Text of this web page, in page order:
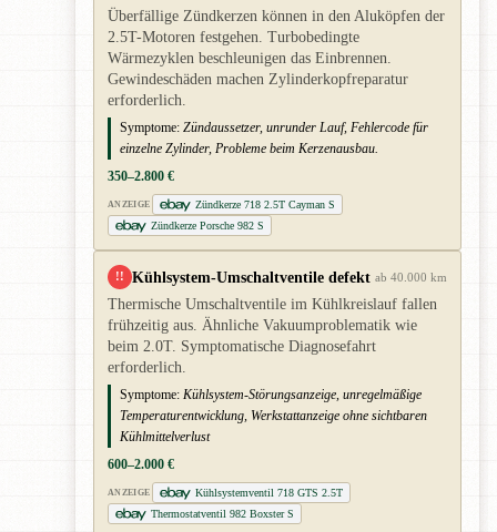
Überfällige Zündkerzen können in den Aluköpfen der
2.5T-Motoren festgehen. Turbobedingte
Wärmezyklen beschleunigen das Einbrennen.
Gewindeschäden machen Zylinderkopfreparatur
erforderlich.
Symptome: Zündaussetzer, unrunder Lauf, Fehlercode für
einzelne Zylinder, Probleme beim Kerzenausbau.
350–2.800 €
ANZEIGE
Zündkerze 718 2.5T Cayman S
Zündkerze Porsche 982 S
!! Kühlsystem-Umschaltventile defekt ab 40.000 km
Thermische Umschaltventile im Kühlkreislauf fallen
frühzeitig aus. Ähnliche Vakuumproblematik wie
beim 2.0T. Symptomatische Diagnosefahrt
erforderlich.
Symptome: Kühlsystem-Störungsanzeige, unregelmäßige
Temperaturentwicklung, Werkstattanzeige ohne sichtbaren
Kühlmittelverlust
600–2.000 €
ANZEIGE
Kühlsystemventil 718 GTS 2.5T
Thermostatventil 982 Boxster S